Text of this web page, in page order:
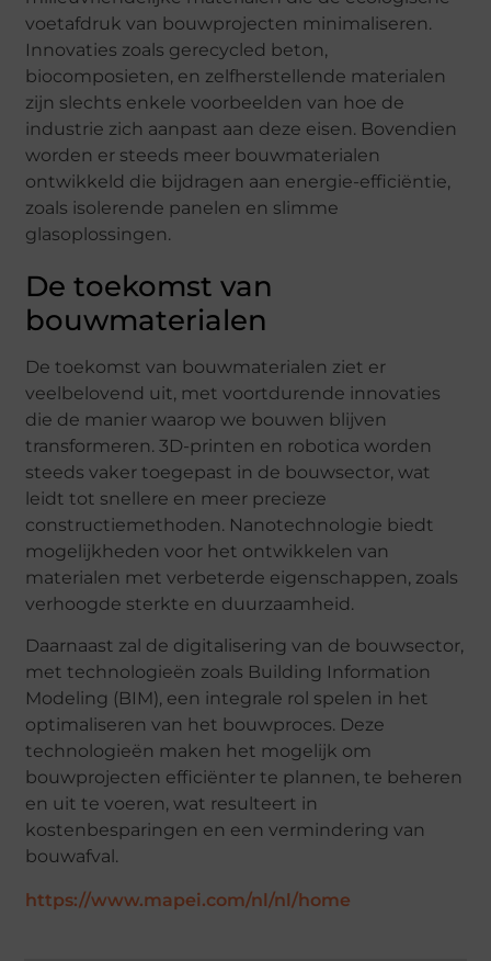
voetafdruk van bouwprojecten minimaliseren.
Innovaties zoals gerecycled beton,
biocomposieten, en zelfherstellende materialen
zijn slechts enkele voorbeelden van hoe de
industrie zich aanpast aan deze eisen. Bovendien
worden er steeds meer bouwmaterialen
ontwikkeld die bijdragen aan energie-efficiëntie,
zoals isolerende panelen en slimme
glasoplossingen.
De toekomst van
bouwmaterialen
De toekomst van bouwmaterialen ziet er
veelbelovend uit, met voortdurende innovaties
die de manier waarop we bouwen blijven
transformeren. 3D-printen en robotica worden
steeds vaker toegepast in de bouwsector, wat
leidt tot snellere en meer precieze
constructiemethoden. Nanotechnologie biedt
mogelijkheden voor het ontwikkelen van
materialen met verbeterde eigenschappen, zoals
verhoogde sterkte en duurzaamheid.
Daarnaast zal de digitalisering van de bouwsector,
met technologieën zoals Building Information
Modeling (BIM), een integrale rol spelen in het
optimaliseren van het bouwproces. Deze
technologieën maken het mogelijk om
bouwprojecten efficiënter te plannen, te beheren
en uit te voeren, wat resulteert in
kostenbesparingen en een vermindering van
bouwafval.
https://www.mapei.com/nl/nl/home